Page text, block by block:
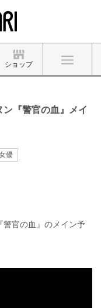
ショップ
ン『警官の血』メイ
優
警官の血』のメイン予